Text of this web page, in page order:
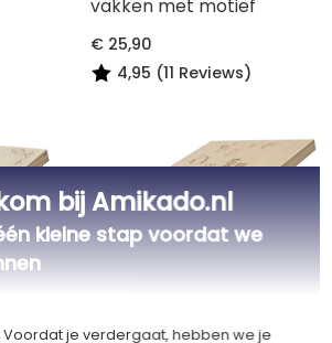
vakken met motief
€ 25,90
4,95 (11 Reviews)
bij Amikado.nl
kleine stap voordat we
Voordat je verdergaat, hebben we je